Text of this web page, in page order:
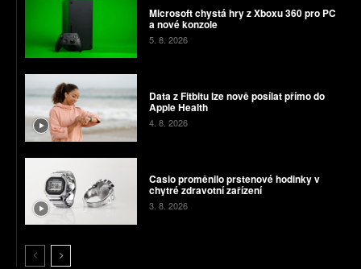
Microsoft chystá hry z Xboxu 360 pro PC
a nové konzole
5. 8. 2026
Data z Fitbitu lze nově posílat přímo do
Apple Health
4. 8. 2026
Casio proměnilo prstenové hodinky v
chytré zdravotní zařízení
3. 8. 2026